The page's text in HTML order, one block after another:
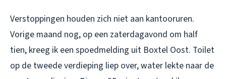
Verstoppingen houden zich niet aan kantooruren.
Vorige maand nog, op een zaterdagavond om half
tien, kreeg ik een spoedmelding uit Boxtel Oost. Toilet
op de tweede verdieping liep over, water lekte naar de